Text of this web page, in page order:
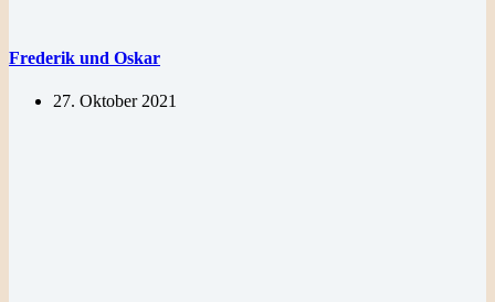
Frederik und Oskar
27. Oktober 2021